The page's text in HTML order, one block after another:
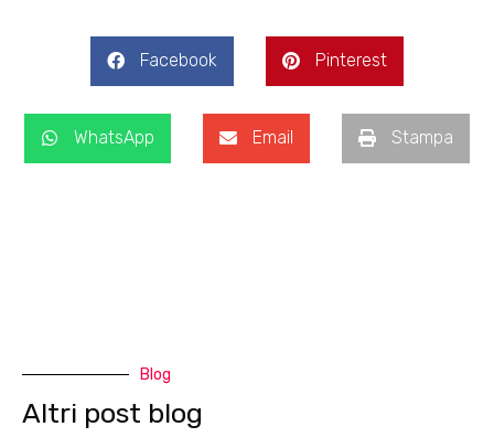
Facebook Pinterest
WhatsApp Email Stampa
Blog
Altri post blog